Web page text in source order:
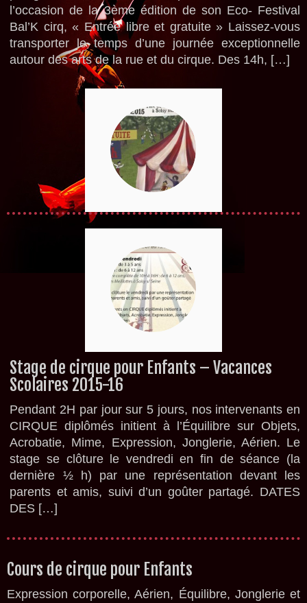
l’occasion de la 3ème édition de son Eco- Festival
Bal’K cirq, « Entrée libre et gratuite » Laissez-vous
transporter le temps d’une journée exceptionnelle
autour des arts de la rue et du cirque. Des 14h, […]
Stage de cirque pour Enfants – Vacances
Scolaires 2015-16
Pendant 2H par jour sur 5 jours, nos intervenants en
CIRQUE diplômés initient à l’Équilibre sur Objets,
Acrobatie, Mime, Expression, Jonglerie, Aérien. Le
stage se clôture le vendredi en fin de séance (la
dernière ½ h) par une représentation devant les
parents et amis, suivi d’un goûter partagé. DATES
DES […]
Cours de cirque pour Enfants
Expression corporelle, Aérien, Équilibre, Jonglerie et